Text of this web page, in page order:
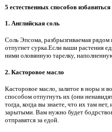
5 естественных способов
1. Английская соль
Соль Эпсома, разбрызгиваемая
отпугнет сурка.Если ваши растения
ними оловянную тарелку,
2. Касторовое масло
Касторовое масло, залитое в норы и
способом отпугнуть их (они
тогда, когда вы знаете, что их там
зарытыми. Вам нужно будет
отправятся за едой.